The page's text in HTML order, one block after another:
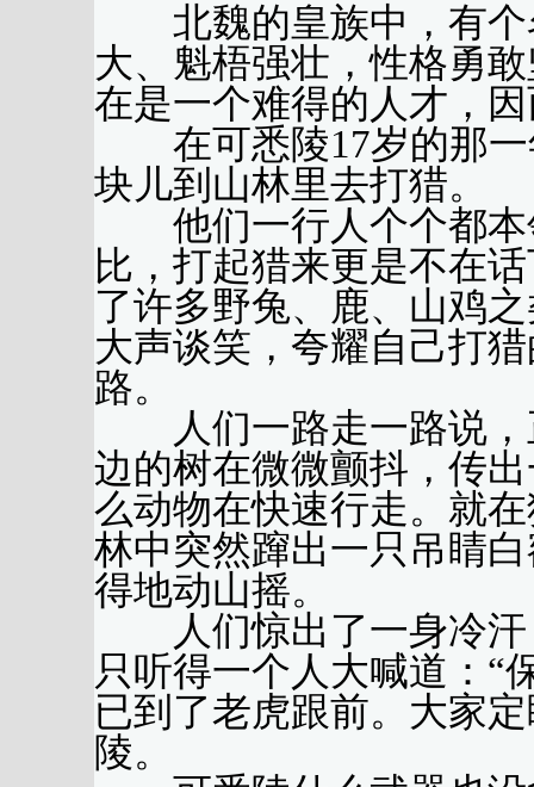
北魏的皇族中，有个
大、魁梧强壮，性格勇
在是一个难得的人才，
在可悉陵17岁的那一
块儿到山林里去打猎。
他们一行人个个都本
比，打起猎来更是不在
了许多野兔、鹿、山鸡
大声谈笑，夸耀自己打
路。
人们一路走一路说，
边的树在微微颤抖，传
么动物在快速行走。就
林中突然蹿出一只吊睛
得地动山摇。
人们惊出了一身冷汗
只听得一个人大喊道：“
已到了老虎跟前。大家
陵。